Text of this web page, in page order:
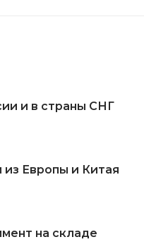
и в страны СНГ
Европы и Китая
на складе